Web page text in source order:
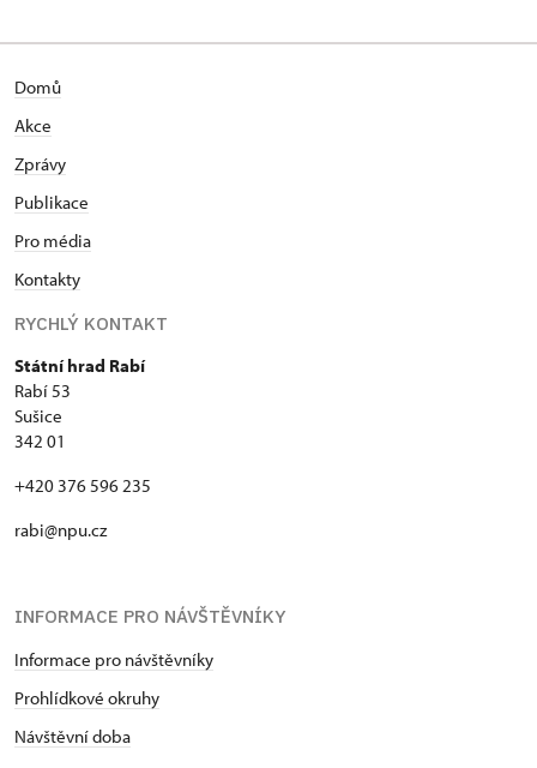
Domů
Akce
Zprávy
Publikace
Pro média
Kontakty
RYCHLÝ KONTAKT
Státní hrad Rabí
Rabí 53
Sušice
342 01
+420 376 596 235
rabi@npu.cz
INFORMACE PRO NÁVŠTĚVNÍKY
Informace pro návštěvníky
Prohlídkové okruhy
Návštěvní doba